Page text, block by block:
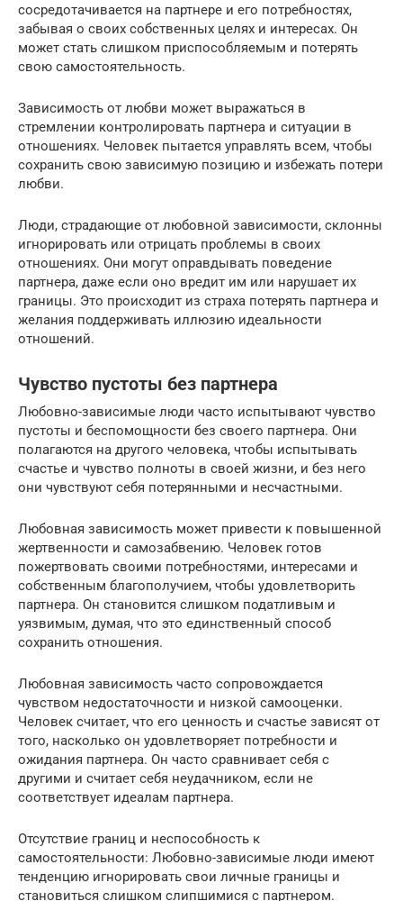
сосредотачивается на партнере и его потребностях,
забывая о своих собственных целях и интересах. Он
может стать слишком приспособляемым и потерять
свою самостоятельность.
Зависимость от любви может выражаться в
стремлении контролировать партнера и ситуации в
отношениях. Человек пытается управлять всем, чтобы
сохранить свою зависимую позицию и избежать потери
любви.
Люди, страдающие от любовной зависимости, склонны
игнорировать или отрицать проблемы в своих
отношениях. Они могут оправдывать поведение
партнера, даже если оно вредит им или нарушает их
границы. Это происходит из страха потерять партнера и
желания поддерживать иллюзию идеальности
отношений.
Чувство пустоты без партнера
Любовно-зависимые люди часто испытывают чувство
пустоты и беспомощности без своего партнера. Они
полагаются на другого человека, чтобы испытывать
счастье и чувство полноты в своей жизни, и без него
они чувствуют себя потерянными и несчастными.
Любовная зависимость может привести к повышенной
жертвенности и самозабвению. Человек готов
пожертвовать своими потребностями, интересами и
собственным благополучием, чтобы удовлетворить
партнера. Он становится слишком податливым и
уязвимым, думая, что это единственный способ
сохранить отношения.
Любовная зависимость часто сопровождается
чувством недостаточности и низкой самооценки.
Человек считает, что его ценность и счастье зависят от
того, насколько он удовлетворяет потребности и
ожидания партнера. Он часто сравнивает себя с
другими и считает себя неудачником, если не
соответствует идеалам партнера.
Отсутствие границ и неспособность к
самостоятельности: Любовно-зависимые люди имеют
тенденцию игнорировать свои личные границы и
становиться слишком слипшимися с партнером.